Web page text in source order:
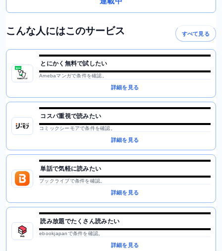
こんな人にはこのサービス すべて見る
とにかく無料で試したい
Amebaマンガで条件を確認。
詳細を見る
コスパ重視で読みたい
コミックシーモアで条件を確認。
詳細を見る
単話で気軽に読みたい
ブックライブで条件を確認。
詳細を見る
読み放題でたくさん読みたい
ebookjapanで条件を確認。
詳細を見る